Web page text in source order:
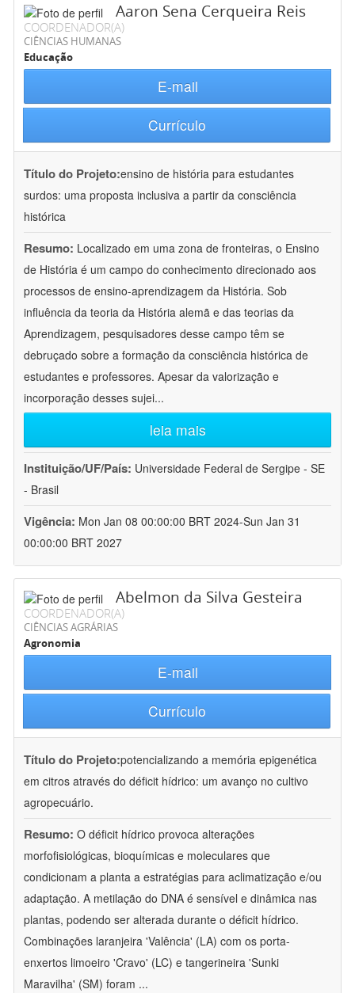
Aaron Sena Cerqueira Reis
COORDENADOR(A)
CIÊNCIAS HUMANAS
Educação
E-mail
Currículo
Título do Projeto:ensino de história para estudantes
surdos: uma proposta inclusiva a partir da consciência
histórica
Resumo: Localizado em uma zona de fronteiras, o Ensino
de História é um campo do conhecimento direcionado aos
processos de ensino-aprendizagem da História. Sob
influência da teoria da História alemã e das teorias da
Aprendizagem, pesquisadores desse campo têm se
debruçado sobre a formação da consciência histórica de
estudantes e professores. Apesar da valorização e
incorporação desses sujei...
leia mais
Instituição/UF/País: Universidade Federal de Sergipe - SE
- Brasil
Vigência: Mon Jan 08 00:00:00 BRT 2024-Sun Jan 31
00:00:00 BRT 2027
Abelmon da Silva Gesteira
COORDENADOR(A)
CIÊNCIAS AGRÁRIAS
Agronomia
E-mail
Currículo
Título do Projeto:potencializando a memória epigenética
em citros através do déficit hídrico: um avanço no cultivo
agropecuário.
Resumo: O déficit hídrico provoca alterações
morfofisiológicas, bioquímicas e moleculares que
condicionam a planta a estratégias para aclimatização e/ou
adaptação. A metilação do DNA é sensível e dinâmica nas
plantas, podendo ser alterada durante o déficit hídrico.
Combinações laranjeira 'Valência' (LA) com os porta-
enxertos limoeiro 'Cravo' (LC) e tangerineira 'Sunki
Maravilha' (SM) foram ...